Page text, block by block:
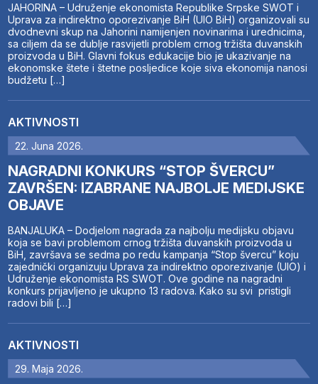
JAHORINA – Udruženje ekonomista Republike Srpske SWOT i
Uprava za indirektno oporezivanje BiH (UIO BiH) organizovali su
dvodnevni skup na Jahorini namijenjen novinarima i urednicima,
sa ciljem da se dublje rasvijetli problem crnog tržišta duvanskih
proizvoda u BiH. Glavni fokus edukacije bio je ukazivanje na
ekonomske štete i štetne posljedice koje siva ekonomija nanosi
budžetu […]
AKTIVNOSTI
22. Juna 2026.
NAGRADNI KONKURS “STOP ŠVERCU”
ZAVRŠEN: IZABRANE NAJBOLJE MEDIJSKE
OBJAVE
BANJALUKA – Dodjelom nagrada za najbolju medijsku objavu
koja se bavi problemom crnog tržišta duvanskih proizvoda u
BiH, završava se sedma po redu kampanja “Stop švercu” koju
zajednički organizuju Uprava za indirektno oporezivanje (UIO) i
Udruženje ekonomista RS SWOT. Ove godine na nagradni
konkurs prijavljeno je ukupno 13 radova. Kako su svi pristigli
radovi bili […]
AKTIVNOSTI
29. Maja 2026.